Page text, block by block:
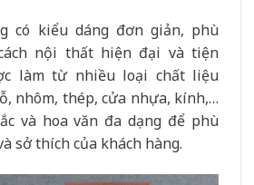
có kiểu dáng đơn giản, phù
nội thất hiện đại và tiện
làm từ nhiều loại chất liệu
nhôm, thép, cửa nhựa, kính,…
và hoa văn đa dạng để phù
sở thích của khách hàng.